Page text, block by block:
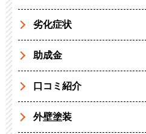
劣化症状
助成金
口コミ紹介
外壁塗装